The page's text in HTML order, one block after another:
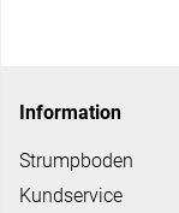
Information
Strumpboden
Kundservice